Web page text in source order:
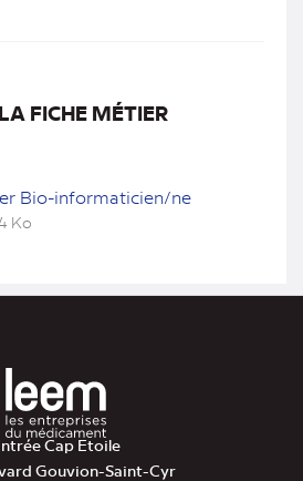
FICHE MÉTIER
Bio-informaticien/ne
Ko
Cap Etoile
Gouvion-Saint-Cyr